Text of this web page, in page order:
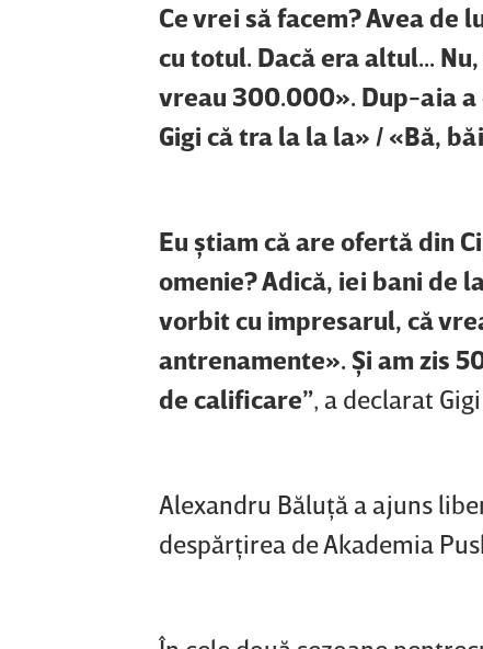
Ce vrei să facem? Avea de
cu totul. Dacă era altul...
vreau 300.000». Dup-aia
Gigi că tra la la la» / «Bă,
Eu ştiam că are ofertă din
omenie? Adică, iei bani de
vorbit cu impresarul, că
antrenamente». Şi am zis
de calificare”, a declarat
Alexandru Băluţă a ajuns
despărţirea de Akademia